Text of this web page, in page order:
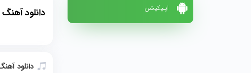
اپلیکیشن دانلود
دانلود